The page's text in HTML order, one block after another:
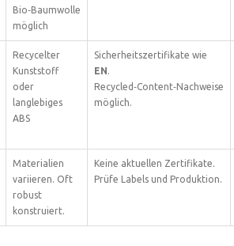
Bio‑Baumwolle
möglich
Recycelter
Kunststoff
oder
langlebiges
ABS
Sicherheitszertifikate wie
EN.
Recycled‑Content‑Nachweise
möglich.
Materialien
variieren. Oft
robust
konstruiert.
Keine aktuellen Zertifikate.
Prüfe Labels und Produktion.